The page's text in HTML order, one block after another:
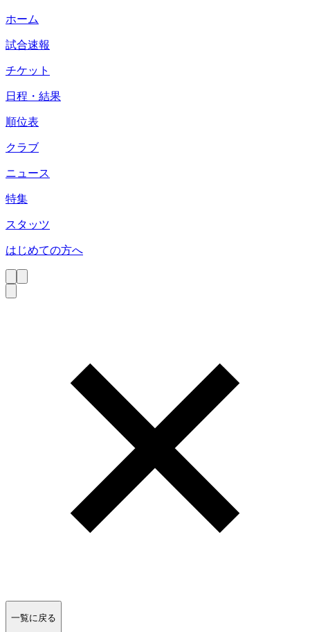
ホーム
試合速報
チケット
日程・結果
順位表
クラブ
ニュース
特集
スタッツ
はじめての方へ
一覧に戻る